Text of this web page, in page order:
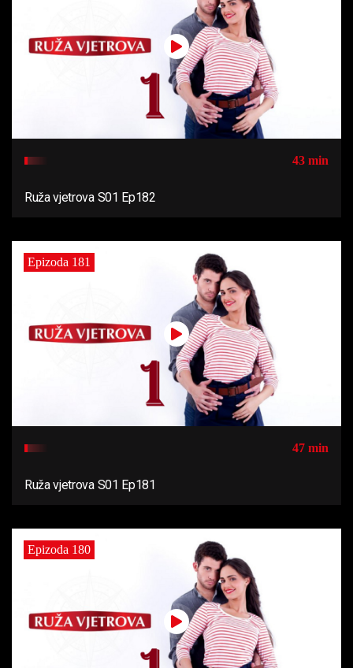
43 min
Ruža vjetrova S01 Ep182
Epizoda 181
47 min
Ruža vjetrova S01 Ep181
Epizoda 180